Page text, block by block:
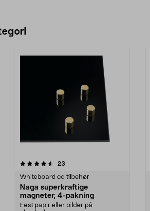
23
Whiteboard og tilbehør
Naga superkraftige
magneter, 4-pakning
Fest papir eller bilder på
4.5 av 5 stjerner